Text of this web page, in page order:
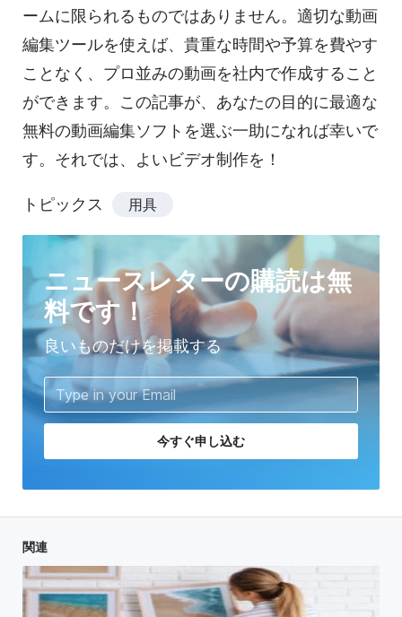
ームに限られるものではありません。適切な動画
編集ツールを使えば、貴重な時間や予算を費やす
ことなく、プロ並みの動画を社内で作成すること
ができます。この記事が、あなたの目的に最適な
無料の動画編集ソフトを選ぶ一助になれば幸いで
す。それでは、よいビデオ制作を！
トピックス 用具
ニュースレターの購読は無
料です！
良いものだけを掲載する
今すぐ申し込む
関連